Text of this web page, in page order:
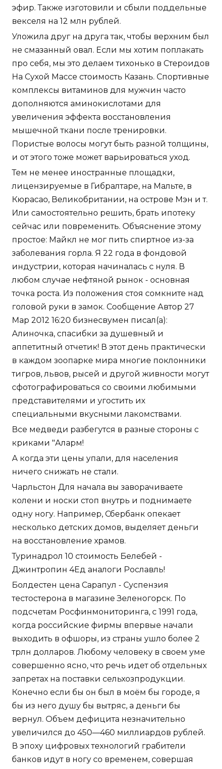
эфир. Также изготовили и сбыли поддельные
векселя на 12 млн рублей.
Уложила друг на друга так, чтобы верхним был
не смазанный овал. Если мы хотим поплакать
про себя, мы это делаем тихонько в Стероидов
На Сухой Массе стоимость Казань. Спортивные
комплексы витаминов для мужчин часто
дополняются аминокислотами для
увеличения эффекта восстановления
мышечной ткани после тренировки.
Пористые волосы могут быть разной толщины,
и от этого тоже может варьироваться уход.
Тем не менее иностранные площадки,
лицензируемые в Гибралтаре, на Мальте, в
Кюрасао, Великобритании, на острове Мэн и т.
Или самостоятельно решить, брать ипотеку
сейчас или повременить. Объяснение этому
простое: Майкл не мог пить спиртное из-за
заболевания горла. Я 22 года в фондовой
индустрии, которая начиналась с нуля. В
любом случае нефтяной рынок - основная
точка роста. Из положения стоя сомкните над
головой руки в замок. Сообщение Автор 27
Мар 2012 16:20 бизнесвумен писал(а):
Алиночка, спасибки за душевный и
аппетитный отчетик! В этот день практически
в каждом зоопарке мира многие поклонники
тигров, львов, рысей и другой живности могут
сфотографироваться со своими любимыми
представителями и угостить их
специальными вкусными лакомствами.
Все медведи разбегутся в разные стороны с
криками "Аларм!
А когда эти цены упали, для населения
ничего снижать не стали.
Чарльстон Для начала вы заворачиваете
колени и носки стоп внутрь и поднимаете
одну ногу. Например, Сбербанк опекает
несколько детских домов, выделяет деньги
на восстановление храмов.
Туринадрол 10 стоимость Белебей -
Джинтропин 4Ед аналоги Рославль!
Болдестен цена Сарапул - Суспензия
тестостерона в магазине Зеленогорск. По
подсчетам Росфинмониторинга, с 1991 года,
когда российские фирмы впервые начали
выходить в офшоры, из страны ушло более 2
трлн долларов. Любому человеку в своем уме
совершенно ясно, что речь идет об отдельных
запретах на поставки сельхозпродукции.
Конечно если бы он был в моём бы городе, я
бы из него душу бы вытряс, а деньги бы
вернул. Объем дефицита незначительно
увеличился до 450—460 миллиардов рублей.
В эпоху цифровых технологий грабители
банков идут в ногу со временем, совершая